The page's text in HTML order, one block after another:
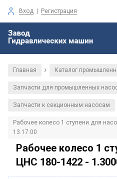
Вход | Регистрация
Главная / Каталог
Запчасти для промышленных
Запчасти к секционным насосам
Рабочее колесо 1 ступени для
13.17.00
Рабочее колесо 1
ЦНС 180-1422 -